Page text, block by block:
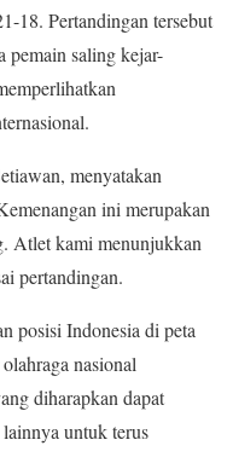
18. Pertandingan tersebut
pemain saling kejar-
menyatakan
ini merupakan
Atlet kami menunjukkan
pertandingan.
posisi Indonesia di peta
nasional
diharapkan dapat
untuk terus